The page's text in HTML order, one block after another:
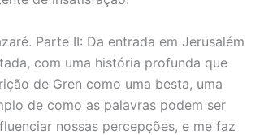
Parte II: Da entrada em Jerusalém
com uma história profunda que
de Gren como uma besta, uma
de como as palavras podem ser
nossas percepções, e me faz